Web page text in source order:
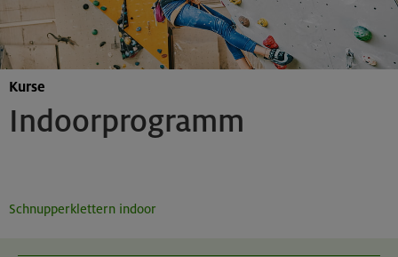
Indoorprogramm
Kurse
Schnupperklettern indoor